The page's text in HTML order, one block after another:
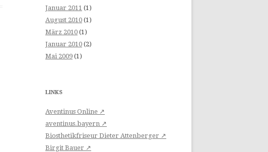
Januar 2011 (1)
August 2010 (1)
März 2010 (1)
Januar 2010 (2)
Mai 2009 (1)
LINKS
Aventinus Online ↗
aventinus.bayern ↗
Biosthetikfriseur Dieter Attenberger ↗
Birgit Bauer ↗